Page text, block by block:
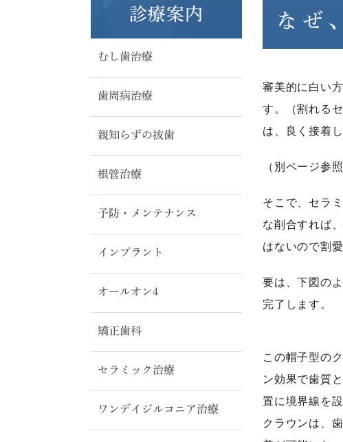
なぜ
審美的に白い
す。（割れる
は、良く接着し
（別ページ参照
そこで、セラ
な削合すれば
はないので割
要は、下図の
完了します。
この帽子型の
ン効果で歯質
置に境界線を
クラウンは、
診療案内
むし歯治療
歯周病治療
親知らずの抜歯
根管治療
予防・メンテナンス
インプラント
オールオン4
矯正歯科
セラミック治療
ワンデイジルコニア治療